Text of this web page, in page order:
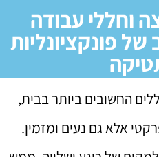
וחללי עבודה
פונקציונליות
החשובים ביותר בבית,
אלא גם נעים ומזמין.